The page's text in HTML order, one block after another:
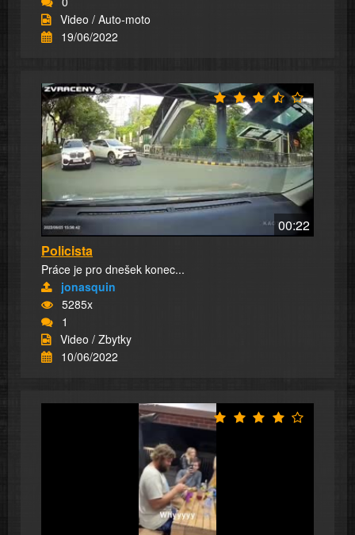
Video / Auto-moto
19/06/2022
00:22
Policista
Práce je pro dnešek konec...
jonasquin
5285x
1
Video / Zbytky
10/06/2022